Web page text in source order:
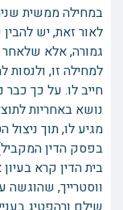
במחילה ממשית
לאור זאת, יש
גמורה, אלא שלאחר
למחילה זו,
חייב לו. על כך
נושא באחריות
מגיע לו, תוך
בפסק הדין
בית הדין קרא
ווסטרייך, שהוגשה